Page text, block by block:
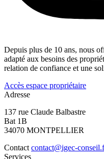
Depuis plus de 10 ans, nous
adapté aux besoins des
relation de confiance et une
Accès espace propriétaire
Adresse
137 rue Claude Balbastre
Bat 1B
34070 MONTPELLIER
Contact contact@igec-
Services